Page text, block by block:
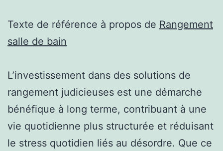
Texte de référence à propos de Rangement
salle de bain
L’investissement dans des solutions de
rangement judicieuses est une démarche
bénéfique à long terme, contribuant à une
vie quotidienne plus structurée et réduisant
le stress quotidien liés au désordre. Que ce